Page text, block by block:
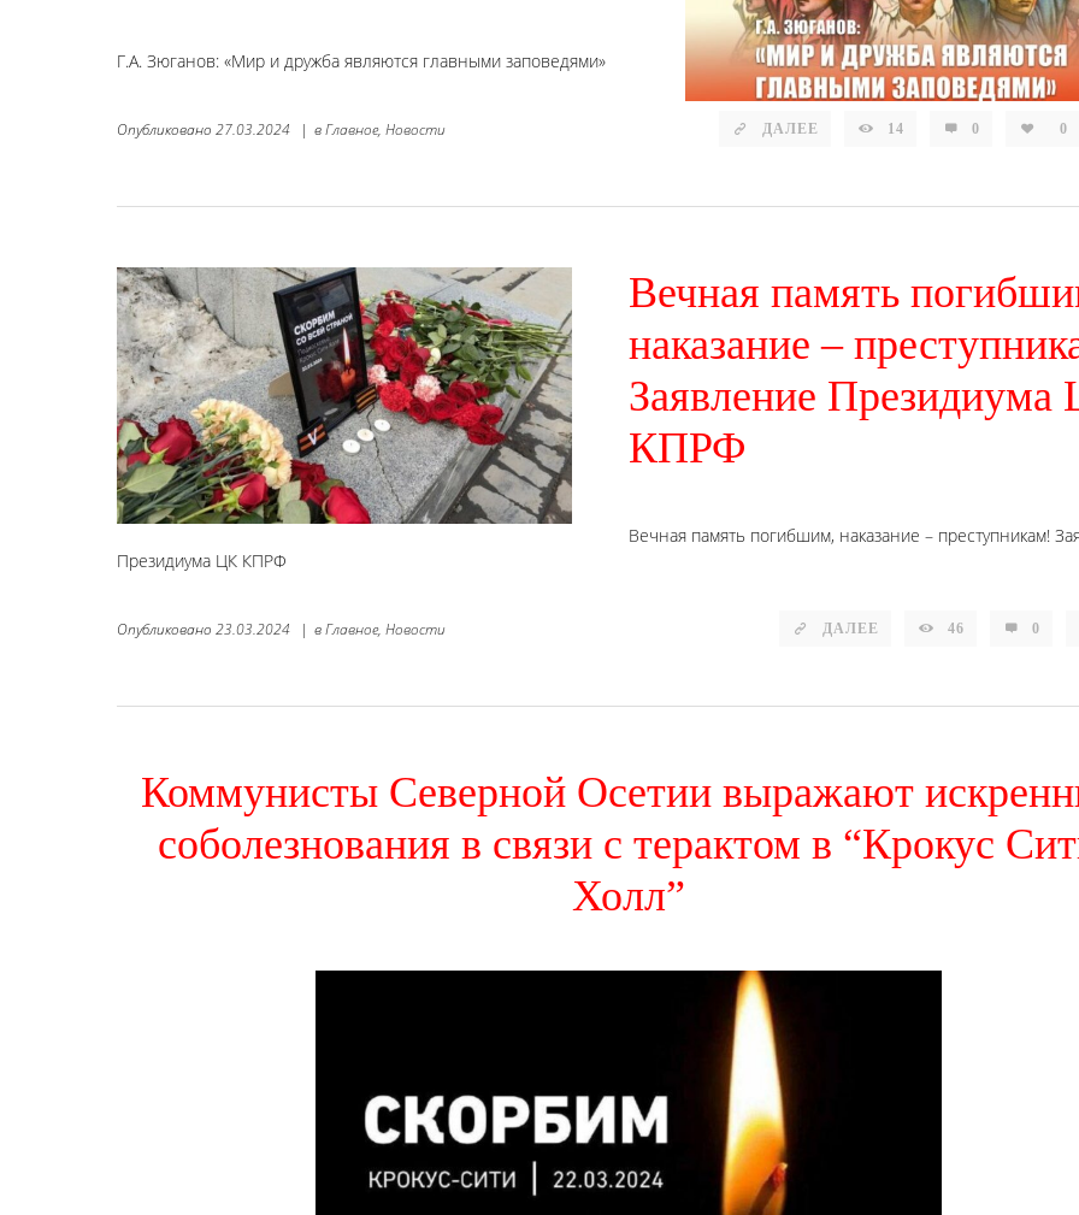
Г.А. Зюганов: «Мир и дружба являются главными заповедями»
ДАЛЕЕ 14 0 0
Опубликовано 27.03.2024 | вГлавное, Новости
Вечная память
наказание –
Заявление Президиума
КПРФ
Вечная память погибшим, наказание – преступникам!
Президиума ЦК КПРФ
ДАЛЕЕ 46 0
Опубликовано 23.03.2024 | вГлавное, Новости
Коммунисты Северной Осетии выражают
соболезнования в связи с терактом в “Крокус
Холл”